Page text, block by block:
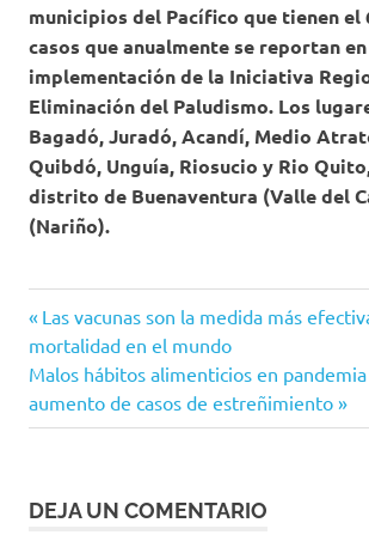
municipios del Pacífico que tienen el
casos que anualmente se reportan
implementación de la Iniciativa
Eliminación del Paludismo. Los
Bagadó, Juradó, Acandí, Medio
Quibdó, Unguía, Riosucio y Rio
distrito de Buenaventura (Valle del
(Nariño).
Día
Mundial
Paludismo
Instituto
Navegación
de
entradas
Entrada
anterior:
Las vacunas son la medida más
mortalidad en el mundo
Siguiente
entrada:
Malos hábitos alimenticios en
aumento de casos de estreñimiento
DEJA UN COMENTARIO